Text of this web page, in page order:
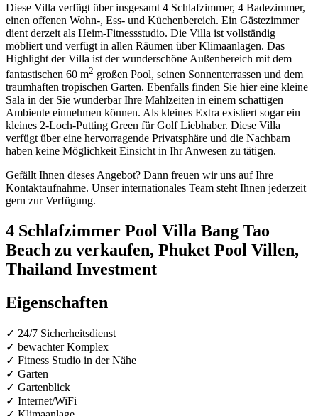
Diese Villa verfügt über insgesamt 4 Schlafzimmer, 4 Badezimmer,
einen offenen Wohn-, Ess- und Küchenbereich. Ein Gästezimmer
dient derzeit als Heim-Fitnessstudio. Die Villa ist vollständig
möbliert und verfügt in allen Räumen über Klimaanlagen. Das
Highlight der Villa ist der wunderschöne Außenbereich mit dem
fantastischen 60 m2 großen Pool, seinen Sonnenterrassen und dem
traumhaften tropischen Garten. Ebenfalls finden Sie hier eine kleine
Sala in der Sie wunderbar Ihre Mahlzeiten in einem schattigen
Ambiente einnehmen können. Als kleines Extra existiert sogar ein
kleines 2-Loch-Putting Green für Golf Liebhaber. Diese Villa
verfügt über eine hervorragende Privatsphäre und die Nachbarn
haben keine Möglichkeit Einsicht in Ihr Anwesen zu tätigen.
Gefällt Ihnen dieses Angebot? Dann freuen wir uns auf Ihre
Kontaktaufnahme. Unser internationales Team steht Ihnen jederzeit
gern zur Verfügung.
4 Schlafzimmer Pool Villa Bang Tao
Beach zu verkaufen, Phuket Pool Villen,
Thailand Investment
Eigenschaften
✓ 24/7 Sicherheitsdienst
✓ bewachter Komplex
✓ Fitness Studio in der Nähe
✓ Garten
✓ Gartenblick
✓ Internet/WiFi